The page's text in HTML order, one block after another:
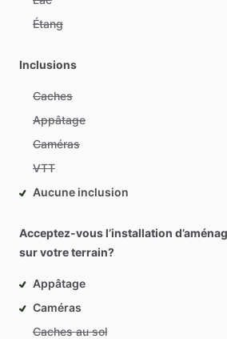
Étang
Inclusions
Caches
Appâtage
Caméras
VTT
Aucune inclusion
Acceptez-vous l’installation
sur votre terrain?
Appâtage
Caméras
Caches au sol